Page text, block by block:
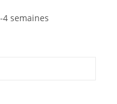
semaines